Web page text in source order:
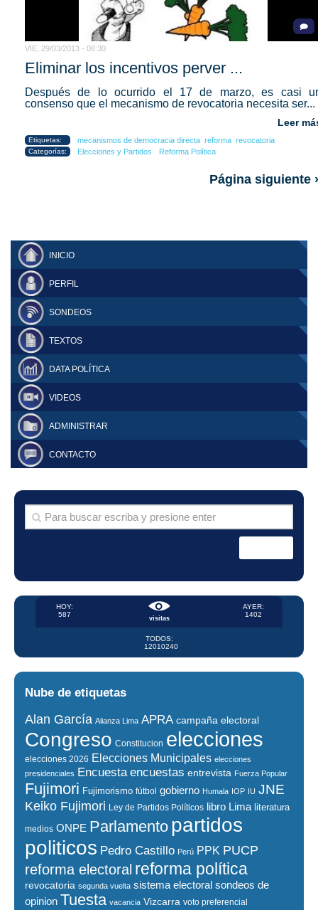
VIE, 29/03/2013 - 08:30
Eliminar los incentivos perver ...
Después de lo ocurrido el 17 de marzo, es casi
consenso que el mecanismo de revocatoria necesita ser...
Leer
Etiquetas: mecanismos de democracia directa reforma revocatoria
Categorías: Elecciones y Partidos Reforma Política
Página siguiente
INICIO
PERFIL
SONDEOS
TEXTOS
DATA POLÍTICA
VIDEOS
ADMINISTRAR
CONTACTO
visitas
HOY:
587
AYER:
1402
TODOS:
12010240
Nube de etiquetas
Alan García Alianza Lima APRA campaña electoral
Congreso Constitucion elecciones
elecciones 2026 Elecciones Municipales elecciones
presidenciales
Encuesta encuestas entrevista Fuerza Popular
Fujimori Fujimorismo fútbol gobierno Humala IOP IU JNE
Keiko Fujimori Ley de Partidos Políticos libro Lima literatura
medios ONPE Parlamento partidos
politicos Pedro Castillo Perú PPK PUCP
reforma electoral reforma política
revocatoria segunda vuelta sistema electoral sondeos de
opinion Tuesta vacancia Vizcarra voto preferencial